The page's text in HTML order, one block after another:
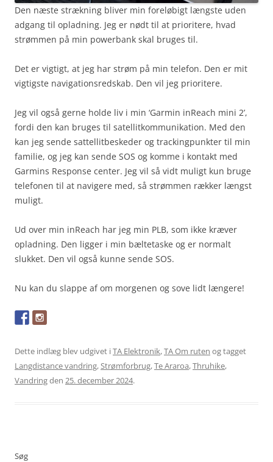
Den næste strækning bliver min foreløbigt længste uden
adgang til opladning. Jeg er nødt til at prioritere, hvad
strømmen på min powerbank skal bruges til.
Det er vigtigt, at jeg har strøm på min telefon. Den er mit
vigtigste navigationsredskab. Den vil jeg prioritere.
Jeg vil også gerne holde liv i min ‘Garmin inReach mini 2’,
fordi den kan bruges til satellitkommunikation. Med den
kan jeg sende sattellitbeskeder og trackingpunkter til min
familie, og jeg kan sende SOS og komme i kontakt med
Garmins Response center. Jeg vil så vidt muligt kun bruge
telefonen til at navigere med, så strømmen rækker længst
muligt.
Ud over min inReach har jeg min PLB, som ikke kræver
opladning. Den ligger i min bæltetaske og er normalt
slukket. Den vil også kunne sende SOS.
Nu kan du slappe af om morgenen og sove lidt længere!
Dette indlæg blev udgivet iTA Elektronik,TA Om ruten og tagget
Langdistance vandring,Strømforbrug,Te Araroa,Thruhike,
Vandringden 25. december 2024.
Søg